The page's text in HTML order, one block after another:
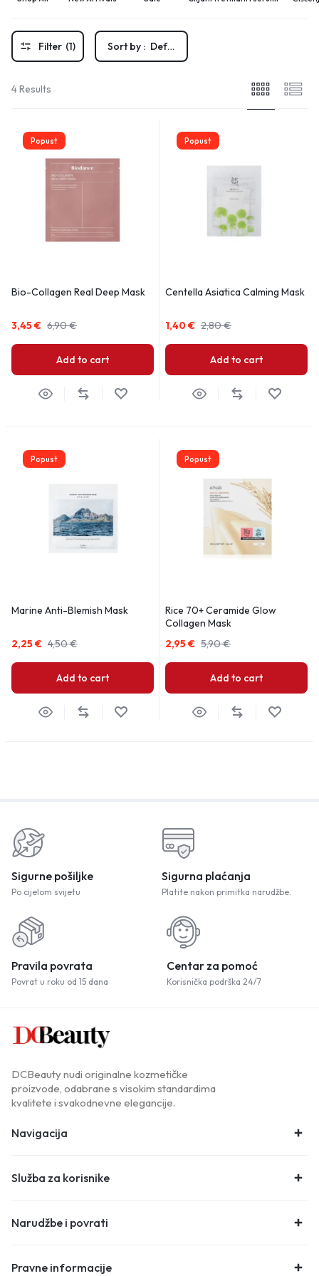
Filter (1) Sort by : Default
4 Results
Popust
Bio-Collagen Real Deep Mask
6,90€
3,45€
Add to cart
Popust
Centella Asiatica Calming Mask
2,80€
1,40€
Add to cart
Popust
Marine Anti-Blemish Mask
4,50€
2,25€
Add to cart
Popust
Rice 70+ Ceramide Glow
Collagen Mask
5,90€
2,95€
Add to cart
Sigurne pošiljke
Po cijelom svijetu
Sigurna plaćanja
Platite nakon primitka narudžbe.
Pravila povrata
Povrat u roku od 15 dana
Centar za pomoć
Korisnička podrška 24/7
DCBeauty nudi originalne kozmetičke
proizvode, odabrane s visokim standardima
kvalitete i svakodnevne elegancije.
Navigacija
Služba za korisnike
Narudžbe i povrati
Pravne informacije